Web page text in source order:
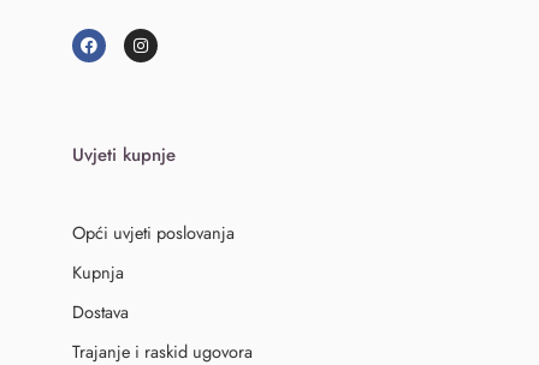
Uvjeti kupnje
Opći uvjeti poslovanja
Kupnja
Dostava
Trajanje i raskid ugovora